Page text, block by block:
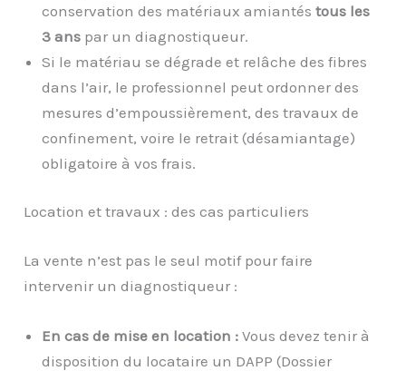
conservation des matériaux amiantéstous les
3 ans par un diagnostiqueur.
Si le matériau se dégrade et relâche des fibres
dans l’air, le professionnel peut ordonner des
mesures d’empoussièrement, des travaux de
confinement, voire le retrait (désamiantage)
obligatoire à vos frais.
Location et travaux : des cas particuliers
La vente n’est pas le seul motif pour faire
intervenir un diagnostiqueur :
En cas de mise en location : Vous devez tenir à
disposition du locataire un DAPP (Dossier